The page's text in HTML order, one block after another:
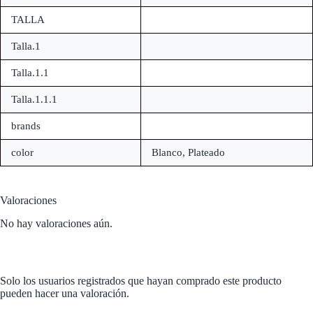
TALLA
Talla.1
Talla.1.1
Talla.1.1.1
brands
color Blanco, Plateado
Valoraciones
No hay valoraciones aún.
Solo los usuarios registrados que hayan comprado este producto
pueden hacer una valoración.